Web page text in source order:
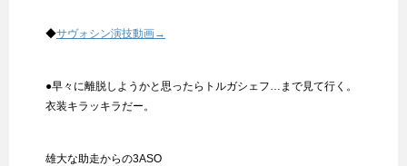
◆サヴォシン演技動画→
●早々に離脱しようかと思ったらトルガシェフ…まで見て行く。
衣装キラッキラだー。
雄大な助走からの3ASO